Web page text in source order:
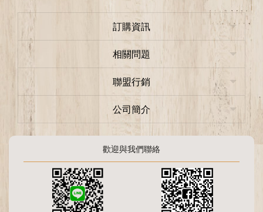
訂購資訊
相關問題
聯盟行銷
公司簡介
歡迎與我們聯絡